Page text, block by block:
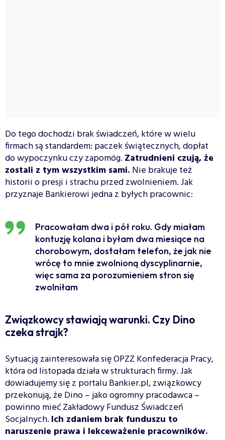
Do tego dochodzi brak świadczeń, które w wielu
firmach są standardem: paczek świątecznych, dopłat
do wypoczynku czy zapomóg. Zatrudnieni czują, że
zostali z tym wszystkim sami. Nie brakuje też
historii o presji i strachu przed zwolnieniem. Jak
przyznaje Bankierowi jedna z byłych pracownic:
Pracowałam dwa i pół roku. Gdy miałam
kontuzję kolana i byłam dwa miesiące na
chorobowym, dostałam telefon, że jak nie
wrócę to mnie zwolnioną dyscyplinarnie,
więc sama za porozumieniem stron się
zwolniłam
Związkowcy stawiają warunki. Czy Dino
czeka strajk?
Sytuacją zainteresowała się OPZZ Konfederacja Pracy,
która od listopada działa w strukturach firmy. Jak
dowiadujemy się z portalu Bankier.pl, związkowcy
przekonują, że Dino – jako ogromny pracodawca –
powinno mieć Zakładowy Fundusz Świadczeń
Socjalnych. Ich zdaniem brak funduszu to
naruszenie prawa i lekceważenie pracowników.